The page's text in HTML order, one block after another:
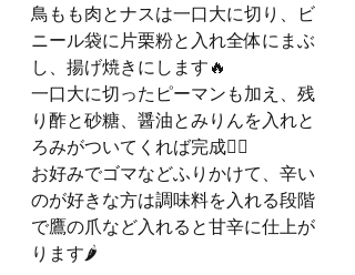
鳥もも肉とナスは一口大に切り、ビ
ニール袋に片栗粉と入れ全体にまぶ
し、揚げ焼きにします🔥
一口大に切ったピーマンも加え、残
り酢と砂糖、醤油とみりんを入れと
ろみがついてくれば完成💁‍♀️
お好みでゴマなどふりかけて、辛い
のが好きな方は調味料を入れる段階
で鷹の爪など入れると甘辛に仕上が
ります🌶